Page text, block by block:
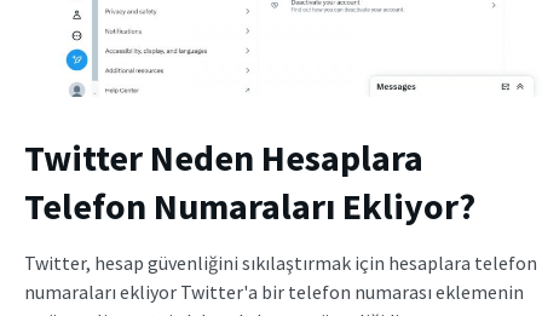
Twitter Neden Hesaplara
Telefon Numaraları Ekliyor?
Twitter, hesap güvenliğini sıkılaştırmak için hesaplara telefon
numaraları ekliyor Twitter'a bir telefon numarası eklemenin